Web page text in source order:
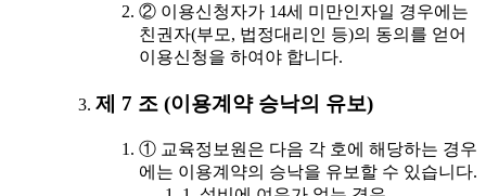
② 이용신청자가 14세 미만인자일 경우에는
친권자(부모, 법정대리인 등)의 동의를 얻어
이용신청을 하여야 합니다.
제 7 조 (이용계약 승낙의 유보)
① 교육정보원은 다음 각 호에 해당하는 경우
에는 이용계약의 승낙을 유보할 수 있습니다.